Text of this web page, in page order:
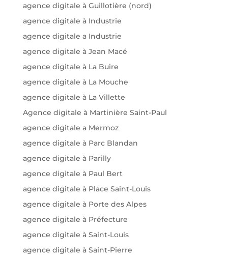
agence digitale à Guillotière (nord)
agence digitale à Industrie
agence digitale a Industrie
agence digitale à Jean Macé
agence digitale à La Buire
agence digitale à La Mouche
agence digitale à La Villette
Agence digitale à Martinière Saint-Paul
agence digitale a Mermoz
agence digitale à Parc Blandan
agence digitale à Parilly
agence digitale à Paul Bert
agence digitale à Place Saint-Louis
agence digitale à Porte des Alpes
agence digitale à Préfecture
agence digitale à Saint-Louis
agence digitale à Saint-Pierre